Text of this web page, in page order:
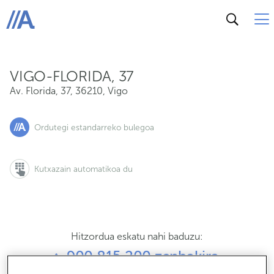
ABANCA
VIGO-FLORIDA, 37
Av. Florida, 37, 36210, Vigo
Ordutegi estandarreko bulegoa
Kutxazain automatikoa du
Hitzordua eskatu nahi baduzu:
900 815 200 zenbakira
Av. Florida, 37, 36210, Vigo